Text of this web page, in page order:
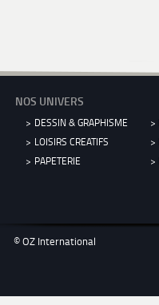
NOS UNIVERS
DESSIN & GRAPHISME
LOISIRS CREATIFS
PAPETERIE
© OZ International